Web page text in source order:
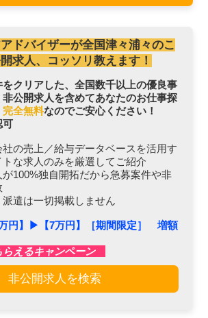
ドバイザーが全国津々浦々のこ
求人、コッソリ教えます！
クリアした、全国数千以上の優良事
公開求人を含めてあなたのお仕事探
完全無料なのでご安心ください！
可
社の売上／給与データベースを活用す
トな求人のみを厳選してご紹介
が100%独自開拓だから急募案件や非
派遣は一切掲載しません
円】▶︎【7万円】［期間限定］ 増額
えるキャンペーン
非公開求人を検索